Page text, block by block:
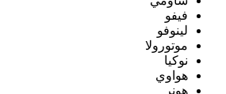
فيفو
لينوفو
موتورولا
نوكيا
هواوي
هونر